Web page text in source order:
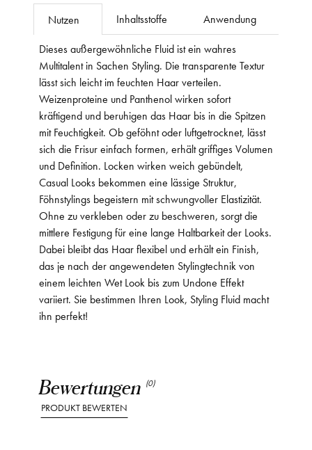
Bewertungen (0)
PRODUKT BEWERTEN
Nutzen Inhaltsstoffe Anwendung
Dieses außergewöhnliche Fluid ist ein wahres
Multitalent in Sachen Styling. Die transparente Textur
lässt sich leicht im feuchten Haar verteilen.
Weizenproteine und Panthenol wirken sofort
kräftigend und beruhigen das Haar bis in die Spitzen
mit Feuchtigkeit. Ob geföhnt oder luftgetrocknet, lässt
sich die Frisur einfach formen, erhält griffiges Volumen
und Definition. Locken wirken weich gebündelt,
Casual Looks bekommen eine lässige Struktur,
Föhnstylings begeistern mit schwungvoller Elastizität.
Ohne zu verkleben oder zu beschweren, sorgt die
mittlere Festigung für eine lange Haltbarkeit der Looks.
Dabei bleibt das Haar flexibel und erhält ein Finish,
das je nach der angewendeten Stylingtechnik von
einem leichten Wet Look bis zum Undone Effekt
variiert. Sie bestimmen Ihren Look, Styling Fluid macht
ihn perfekt!